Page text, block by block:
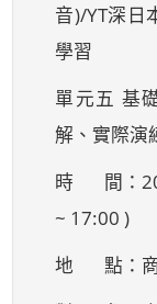
音)/YT深日
學習
單元五 基
解、實際演
時 間：
~ 17:00 )
地 點：商